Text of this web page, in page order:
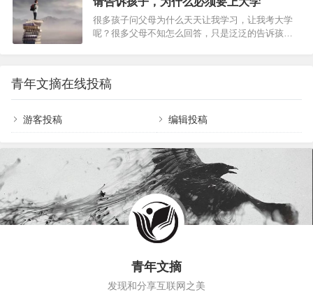
家长会，我被馨馨班主任邀请为分享育儿经的家
长。一开始，我是抗拒的，首先是因为自己拼音没
学好，普通话不标准，这也是目前带着孩子学拼音
突然惊醒，看看睡在身边的女儿。 用网上流行的段子概括我当妈的每一
天，就是“哈哈啊啊啊啊啊啊啊啊啊啊啊”。从孩子清晨的笑脸开始，以我
憔悴不堪的面容结束。 女儿一岁会走路后，我因为照顾她而累哭的次数
很多孩子问父母为什么天天让我学习，让我考大学
呢？很多父母不知怎么回答，只是泛泛的告诉孩子
学！同学 你的大学同学及朋友，将是你人生当中的
宝贵财富。可以说，你的同学对你的重要性，仅次
于你的亲人。 无论何时何地，你都有可能获得来自
同学的友情、帮助与安慰。很多大公司的崛起，都
都是因为一个志趣相同的优秀同学。&n…
青年文摘在线投稿
游客投稿 编辑投稿
青年文摘
发现和分享互联网之美